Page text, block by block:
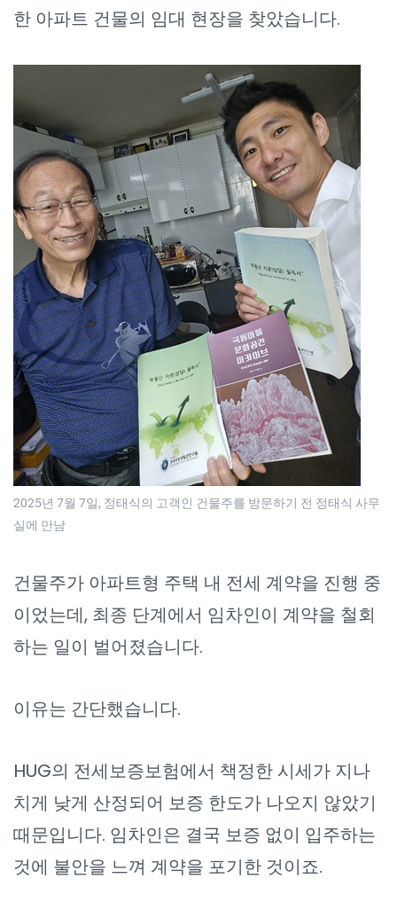
한 아파트 건물의 임대 현장을 찾았습니다.
2025년 7월 7일, 정태식의 고객인 건물주를 방문하기 전 정태식 사무
실에 만남
건물주가 아파트형 주택 내 전세 계약을 진행 중
이었는데, 최종 단계에서 임차인이 계약을 철회
하는 일이 벌어졌습니다.
이유는 간단했습니다.
HUG의 전세보증보험에서 책정한 시세가 지나
치게 낮게 산정되어 보증 한도가 나오지 않았기
때문입니다. 임차인은 결국 보증 없이 입주하는
것에 불안을 느껴 계약을 포기한 것이죠.